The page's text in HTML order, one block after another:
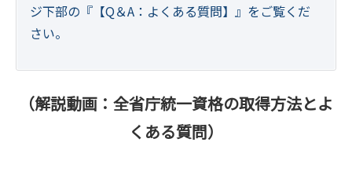
ジ下部の『【Q＆A：よくある質問】』をご覧くだ
さい。
（解説動画：全省庁統一資格の取得方法とよ
くある質問）